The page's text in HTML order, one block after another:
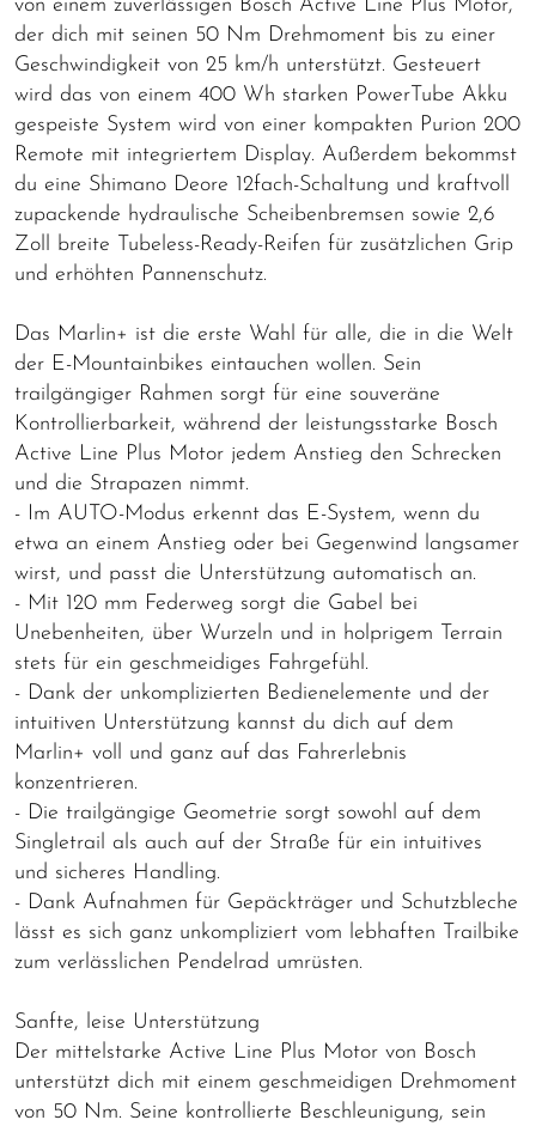
von einem zuverlässigen Bosch Active Line Plus Motor,
der dich mit seinen 50 Nm Drehmoment bis zu einer
Geschwindigkeit von 25 km/h unterstützt. Gesteuert
wird das von einem 400 Wh starken PowerTube Akku
gespeiste System wird von einer kompakten Purion 200
Remote mit integriertem Display. Außerdem bekommst
du eine Shimano Deore 12fach-Schaltung und kraftvoll
zupackende hydraulische Scheibenbremsen sowie 2,6
Zoll breite Tubeless-Ready-Reifen für zusätzlichen Grip
und erhöhten Pannenschutz.
Das Marlin+ ist die erste Wahl für alle, die in die Welt
der E-Mountainbikes eintauchen wollen. Sein
trailgängiger Rahmen sorgt für eine souveräne
Kontrollierbarkeit, während der leistungsstarke Bosch
Active Line Plus Motor jedem Anstieg den Schrecken
und die Strapazen nimmt.
- Im AUTO-Modus erkennt das E-System, wenn du
etwa an einem Anstieg oder bei Gegenwind langsamer
wirst, und passt die Unterstützung automatisch an.
- Mit 120 mm Federweg sorgt die Gabel bei
Unebenheiten, über Wurzeln und in holprigem Terrain
stets für ein geschmeidiges Fahrgefühl.
- Dank der unkomplizierten Bedienelemente und der
intuitiven Unterstützung kannst du dich auf dem
Marlin+ voll und ganz auf das Fahrerlebnis
konzentrieren.
- Die trailgängige Geometrie sorgt sowohl auf dem
Singletrail als auch auf der Straße für ein intuitives
und sicheres Handling.
- Dank Aufnahmen für Gepäckträger und Schutzbleche
lässt es sich ganz unkompliziert vom lebhaften Trailbike
zum verlässlichen Pendelrad umrüsten.
Sanfte, leise Unterstützung
Der mittelstarke Active Line Plus Motor von Bosch
unterstützt dich mit einem geschmeidigen Drehmoment
von 50 Nm. Seine kontrollierte Beschleunigung, sein